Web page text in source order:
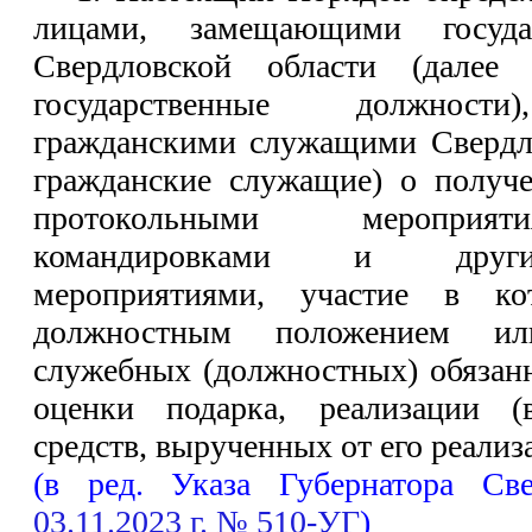
лицами, замещающими
Свердловской области
государственные
гражданскими служащими
гражданские служащие) о
протокольными
командировками и
мероприятиями, участие в
должностным положением
служебных (должностных)
оценки подарка, реализации
средств, вырученных от его
(в ред. Указа Губернатора
03.11.2023 г. № 510-УГ)